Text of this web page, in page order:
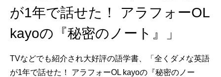
が1年で話せた！ アラフォーOL
kayoの『秘密のノート』」
TVなどでも紹介され大好評の語学書、「全くダメな英語
が1年で話せた！ アラフォーOL kayoの『秘密のノー